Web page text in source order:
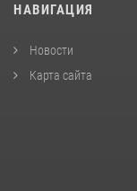
НАВИГАЦИЯ
Новости
Карта сайта